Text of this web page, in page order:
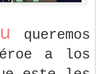
queremos
a los